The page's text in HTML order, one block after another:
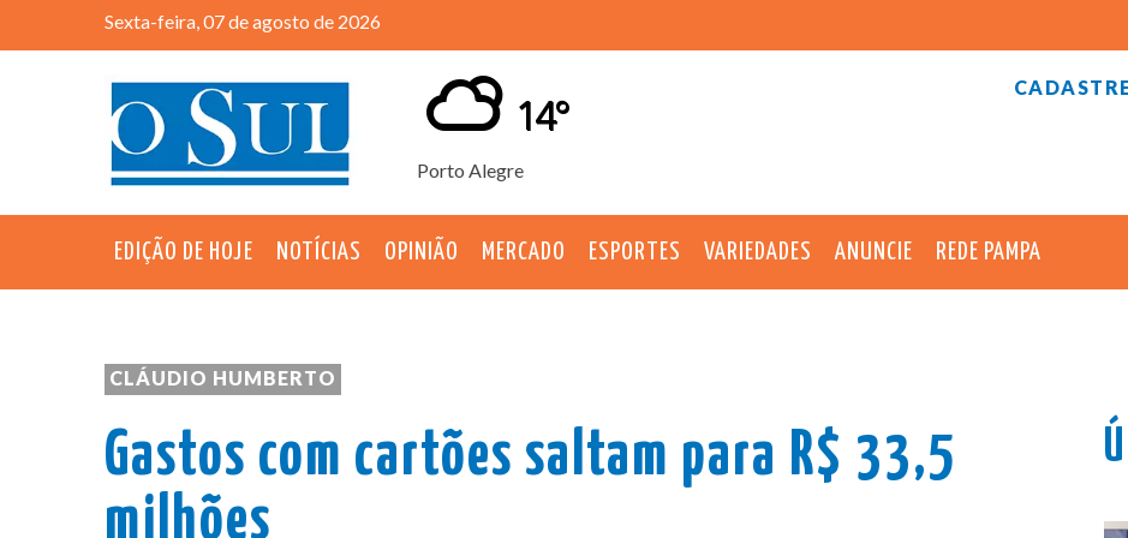
Sexta-feira, 07 de agosto de 2026
Porto Alegre
14°
EDIÇÃO DE HOJE NOTÍCIAS OPINIÃO MERCADO ESPORTES VARIEDADES ANUNCIE REDE PAMPA
CLÁUDIO HUMBERTO
Gastos com cartões saltam para R$ 33,5
milhões